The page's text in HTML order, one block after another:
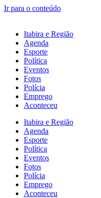
Ir para o conteúdo
Itabira e Região
Agenda
Esporte
Política
Eventos
Fotos
Polícia
Emprego
Aconteceu
Itabira e Região
Agenda
Esporte
Política
Eventos
Fotos
Polícia
Emprego
Aconteceu